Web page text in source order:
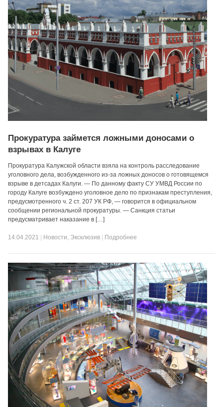
Прокуратура займется ложными доносами о
взрывах в Калуге
Прокуратура Калужской области взяла на контроль расследование
уголовного дела, возбужденного из-за ложных доносов о готовящемся
взрыве в детсадах Калуги. — По данному факту СУ УМВД России по
городу Калуге возбуждено уголовное дело по признакам преступления,
предусмотренного ч. 2 ст. 207 УК РФ, — говорится в официальном
сообщении региональной прокуратуры. — Санкция статьи
предусматривает наказание в […]
14.04.2021 Новости, Эксклюзив Подробнее